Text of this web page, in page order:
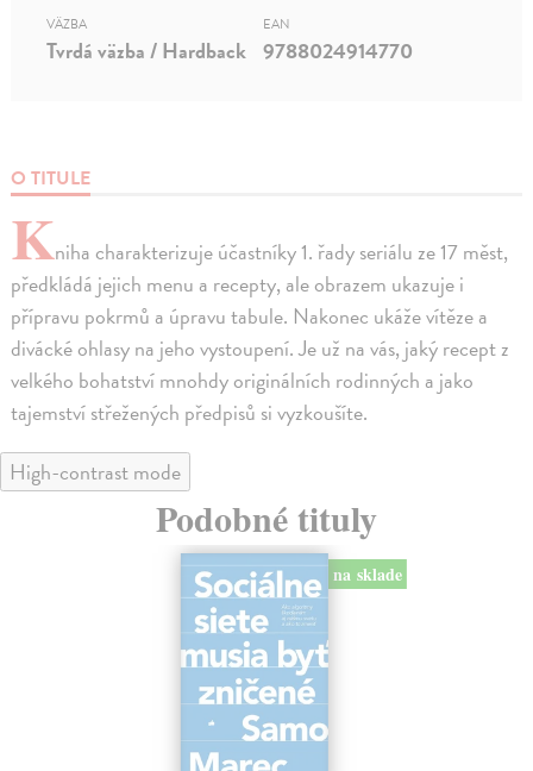
O TITULE
Kniha charakterizuje účastníky 1. řady seriálu ze 17 měst,
předkládá jejich menu a recepty, ale obrazem ukazuje i
přípravu pokrmů a úpravu tabule. Nakonec ukáže vítěze a
divácké ohlasy na jeho vystoupení. Je už na vás, jaký recept z
velkého bohatství mnohdy originálních rodinných a jako
tajemství střežených předpisů si vyzkoušíte.
VÄZBA
Tvrdá väzba / Hardback
EAN
9788024914770
High-contrast mode
Podobné tituly
na sklade